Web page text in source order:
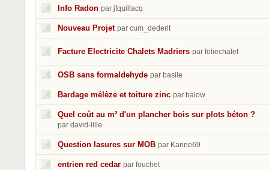
Info Radon par jfquillacq
Nouveau Projet par cum_dederit
Facture Electricite Chalets Madriers par foliechalet
OSB sans formaldehyde par basile
Bardage mélèze et toiture zinc par balow
Quel coût au m² d'un plancher bois sur plots béton ?
par david-lille
Question lasures sur MOB par Karine69
entrien red cedar par fouchet